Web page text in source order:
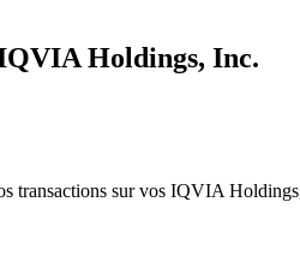
Holdings, Inc.
transactions sur vos IQVIA